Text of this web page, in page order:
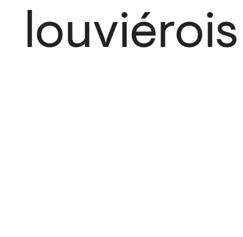
louviérois